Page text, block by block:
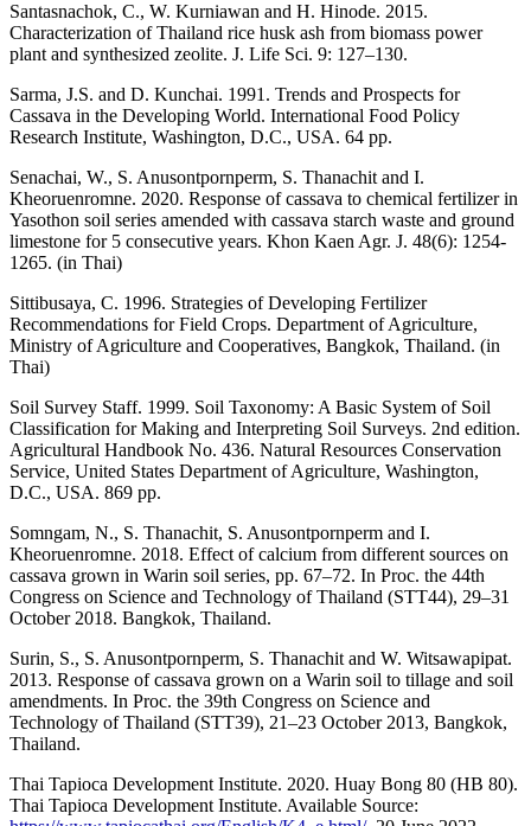
Santasnachok, C., W. Kurniawan and H. Hinode. 2015.
Characterization of Thailand rice husk ash from biomass power
plant and synthesized zeolite. J. Life Sci. 9: 127–130.
Sarma, J.S. and D. Kunchai. 1991. Trends and Prospects for
Cassava in the Developing World. International Food Policy
Research Institute, Washington, D.C., USA. 64 pp.
Senachai, W., S. Anusontpornperm, S. Thanachit and I.
Kheoruenromne. 2020. Response of cassava to chemical fertilizer in
Yasothon soil series amended with cassava starch waste and ground
limestone for 5 consecutive years. Khon Kaen Agr. J. 48(6): 1254-
1265. (in Thai)
Sittibusaya, C. 1996. Strategies of Developing Fertilizer
Recommendations for Field Crops. Department of Agriculture,
Ministry of Agriculture and Cooperatives, Bangkok, Thailand. (in
Thai)
Soil Survey Staff. 1999. Soil Taxonomy: A Basic System of Soil
Classification for Making and Interpreting Soil Surveys. 2nd edition.
Agricultural Handbook No. 436. Natural Resources Conservation
Service, United States Department of Agriculture, Washington,
D.C., USA. 869 pp.
Somngam, N., S. Thanachit, S. Anusontpornperm and I.
Kheoruenromne. 2018. Effect of calcium from different sources on
cassava grown in Warin soil series, pp. 67–72. In Proc. the 44th
Congress on Science and Technology of Thailand (STT44), 29–31
October 2018. Bangkok, Thailand.
Surin, S., S. Anusontpornperm, S. Thanachit and W. Witsawapipat.
2013. Response of cassava grown on a Warin soil to tillage and soil
amendments. In Proc. the 39th Congress on Science and
Technology of Thailand (STT39), 21–23 October 2013, Bangkok,
Thailand.
Thai Tapioca Development Institute. 2020. Huay Bong 80 (HB 80).
Thai Tapioca Development Institute. Available Source: